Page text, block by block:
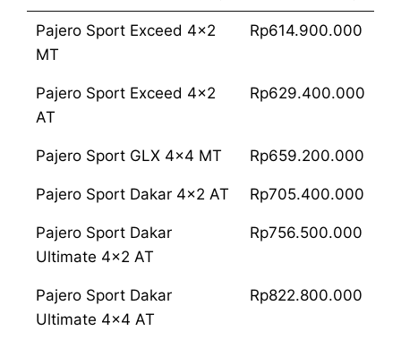
Pajero Sport Exceed 4x2
MT
Rp614.900.000
Pajero Sport Exceed 4x2
AT
Rp629.400.000
Pajero Sport GLX 4x4 MT Rp659.200.000
Pajero Sport Dakar 4x2 AT Rp705.400.000
Pajero Sport Dakar
Ultimate 4x2 AT
Rp756.500.000
Pajero Sport Dakar
Ultimate 4x4 AT
Rp822.800.000